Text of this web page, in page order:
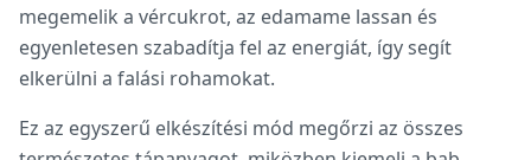
megemelik a vércukrot, az edamame lassan és
egyenletesen szabadítja fel az energiát, így segít
elkerülni a falási rohamokat.
Ez az egyszerű elkészítési mód megőrzi az összes